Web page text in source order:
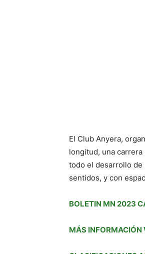
El Club Anyera,
longitud, una
todo el desarrollo de
sentidos, y con
BOLETIN MN 2023
MÁS INFORMACIÓN